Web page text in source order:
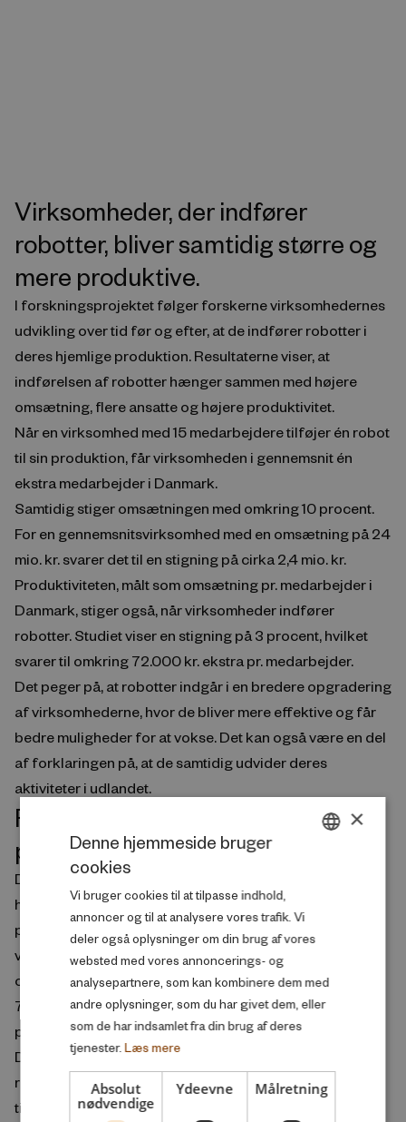
Virksomheder, der indfører
robotter, bliver samtidig større og
mere produktive.
I forskningsprojektet følger forskerne virksomhedernes
udvikling over tid før og efter, at de indfører robotter i
deres hjemlige produktion. Resultaterne viser, at
indførelsen af robotter hænger sammen med højere
omsætning, flere ansatte og højere produktivitet.
Når en virksomhed med 15 medarbejdere tilføjer én robot
til sin produktion, får virksomheden i gennemsnit én
ekstra medarbejder i Danmark.
Samtidig stiger omsætningen med omkring 10 procent.
For en gennemsnitsvirksomhed med en omsætning på 24
mio. kr. svarer det til en stigning på cirka 2,4 mio. kr.
Produktiviteten, målt som omsætning pr. medarbejder i
Danmark, stiger også, når virksomheder indfører
robotter. Studiet viser en stigning på 3 procent, hvilket
svarer til omkring 72.000 kr. ekstra pr. medarbejder.
Det peger på, at robotter indgår i en bredere opgradering
af virksomhederne, hvor de bliver mere effektive og får
bedre muligheder for at vokse. Det kan også være en del
af forklaringen på, at de samtidig udvider deres
aktiviteter i udlandet.
Flere robotter sender mere
produktion til flere lande
Danske virksomheder, der indfører robotter i deres
hjemlige produktion, udvider i højere grad deres
produktion til nye lande sammenlignet med
virksomheder, der ikke gør. Ifølge forskningsrapporten
offshorer virksomheder 21 procent mere til nye lande og
7 procent mere til lande, hvor de i forvejen har
produktion, når de tilføjer robotter.
Det betyder, at virksomheder inden indførelsen af
robotter i gennemsnit offshorer 11 forskellige produkter
til 7 lande. Når de tager robotter i brug, stiger det til
×
Denne hjemmeside bruger
cookies
Vi bruger cookies til at tilpasse indhold,
annoncer og til at analysere vores trafik. Vi
deler også oplysninger om din brug af vores
websted med vores annoncerings- og
analysepartnere, som kan kombinere dem med
andre oplysninger, som du har givet dem, eller
som de har indsamlet fra din brug af deres
tjenester. Læs mere
Absolut
nødvendige
Ydeevne Målretning